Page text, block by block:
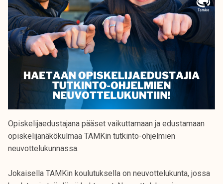
Opiskelijaedustajana pääset vaikuttamaan ja edustamaan
opiskelijanäkökulmaa TAMKin tutkinto-ohjelmien
neuvottelukunnassa.
Jokaisella TAMKin koulutuksella on neuvottelukunta, jossa